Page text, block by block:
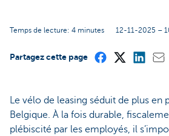
Temps de lecture: 4 minutes 12-11-2025 –
Partagez cette page
Le vélo de leasing séduit de plus en
Belgique. À la fois durable,
plébiscité par les employés, il